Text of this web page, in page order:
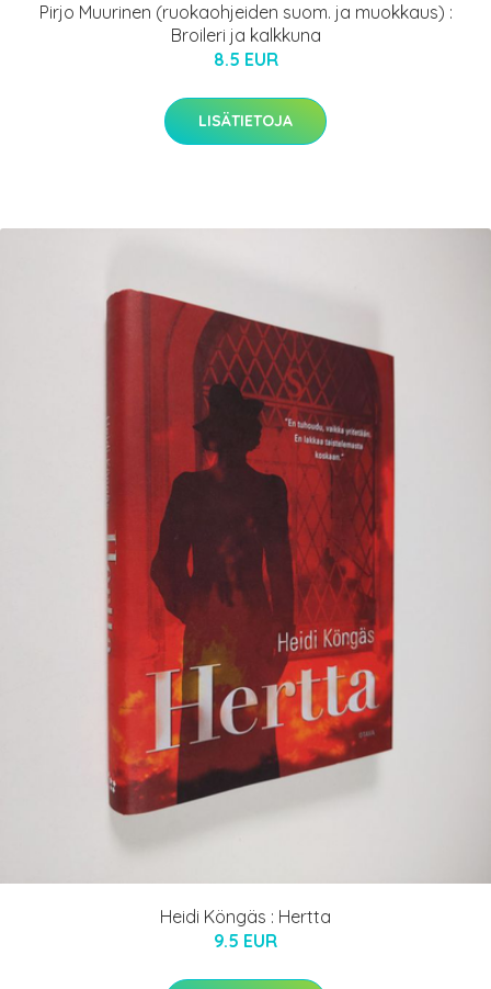
Pirjo Muurinen (ruokaohjeiden suom. ja muokkaus) :
Broileri ja kalkkuna
8.5 EUR
LISÄTIETOJA
Heidi Köngäs : Hertta
9.5 EUR